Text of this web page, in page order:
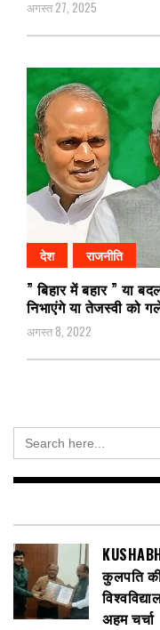
अगस्त 27, 2025
देश राजनीति
” बिहार में बहार ” या
निभाएंगे या तेजस्वी को
अगस्त 8, 2022
Search
for:
कुलपति
अहम चर्चा